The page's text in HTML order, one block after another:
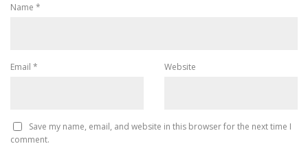
Name *
Email * Website
Save my name, email, and website in this browser for the next time I
comment.